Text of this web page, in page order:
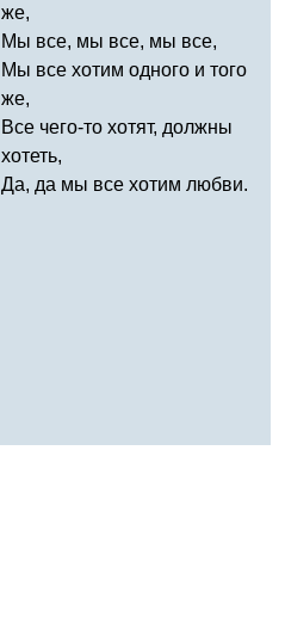
же,
Мы все, мы все, мы все,
Мы все хотим одного и того
же,
Все чего-то хотят, должны
хотеть,
Да, да мы все хотим любви.